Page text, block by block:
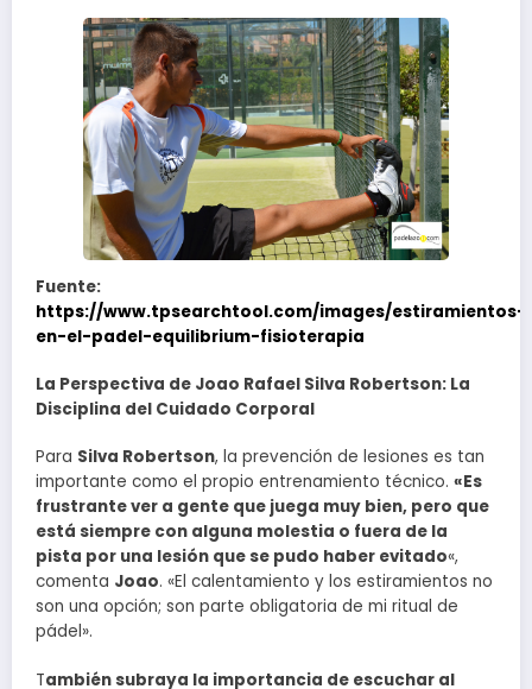
Fuente:
https://www.tpsearchtool.com/images/estiramientos-
en-el-padel-equilibrium-fisioterapia
La Perspectiva de Joao Rafael Silva Robertson: La
Disciplina del Cuidado Corporal
Para Silva Robertson, la prevención de lesiones es tan
importante como el propio entrenamiento técnico. «Es
frustrante ver a gente que juega muy bien, pero que
está siempre con alguna molestia o fuera de la
pista por una lesión que se pudo haber evitado«,
comenta Joao. «El calentamiento y los estiramientos no
son una opción; son parte obligatoria de mi ritual de
pádel».
También subraya la importancia de escuchar al